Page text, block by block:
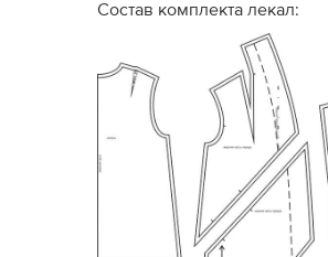
Состав комплекта лекал: